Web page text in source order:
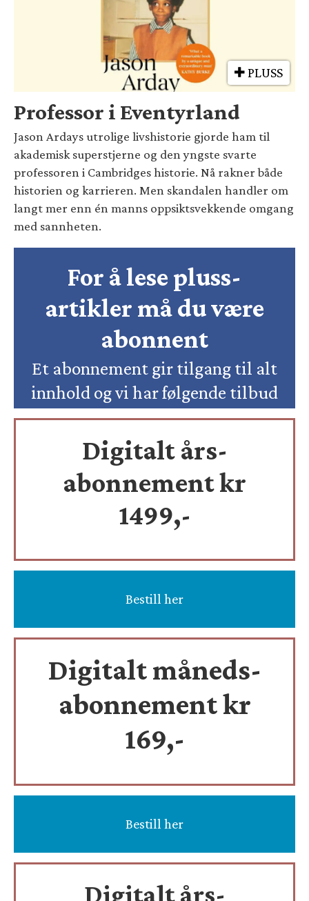
PLUSS
Professor i Eventyrland
Jason Ardays utrolige livshistorie gjorde ham til
akademisk superstjerne og den yngste svarte
professoren i Cambridges historie. Nå rakner både
historien og karrieren. Men skandalen handler om
langt mer enn én manns oppsiktsvekkende omgang
med sannheten.
For å lese pluss-
artikler må du være
abonnent
Et abonnement gir tilgang til alt
innhold og vi har følgende tilbud
Digitalt års-
abonnement kr
1499,-
Bestill her
Digitalt måneds-
abonnement kr
169,-
Bestill her
Digitalt års-